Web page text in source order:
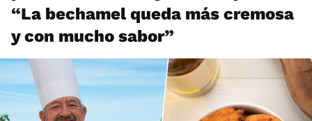
“La bechamel queda más cremosa
y con mucho sabor”